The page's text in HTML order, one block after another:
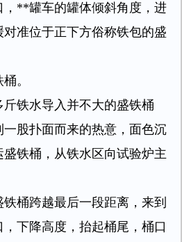
，**罐车的罐体倾斜角度，进
准位于正下方俗称铁包的盛
。
铁水导入并不大的盛铁桶
股扑面而来的热意，面色沉
铁桶，从铁水区向试验炉主
桶跨越最后一段距离，来到
下降高度，抬起桶尾，桶口